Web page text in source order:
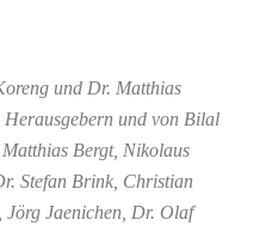
und Dr. Matthias
und von Bilal
Bergt, Nikolaus
Stefan Brink, Christian
Jaenichen, Dr. Olaf